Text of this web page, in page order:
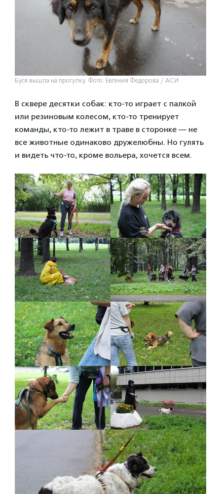
Буся вышла на прогулку. Фото: Евгения Федорова / АСИ
В сквере десятки собак: кто-то играет с палкой
или резиновым колесом, кто-то тренирует
команды, кто-то лежит в траве в сторонке — не
все животные одинаково дружелюбны. Но гулять
и видеть что-то, кроме вольера, хочется всем.